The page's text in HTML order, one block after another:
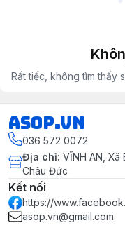
Rất tiếc, không tìm thấy
asop.vn
036 572 0072
Địa chỉ: VĨNH AN, Xã
Châu Đức
Kết nối
https://
asop.vn@gmail.com